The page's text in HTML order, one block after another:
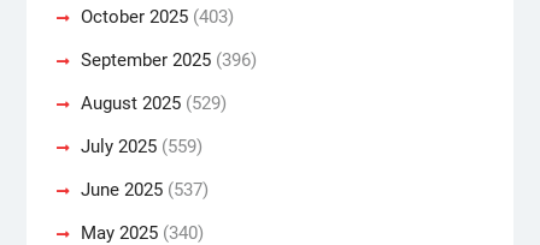
October 2025(403)
September 2025(396)
August 2025(529)
July 2025(559)
June 2025(537)
May 2025(340)